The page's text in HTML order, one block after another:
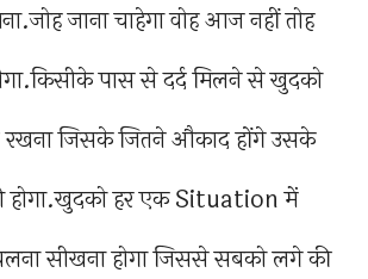
जाना चाहेगा वोह आज नहीं तोह
पास से दर्द मिलने से खुदको
रखना जिसके जितने औकाद होंगे उसके
होगा.खुदको हर एक Situation में
सीखना होगा जिससे सबको लगे की